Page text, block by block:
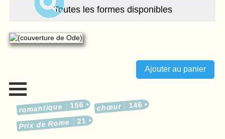
Toutes les formes disponibles
romantique 156 chœur 146
Prix de Rome 21